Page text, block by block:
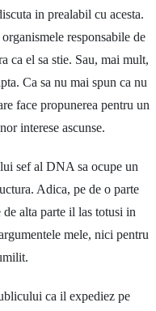
in prealabil cu acesta.
responsabile de
ca el sa stie. Sau, mai mult,
Ca sa nu mai spun ca nu
face propunerea pentru un
interese ascunse.
sef al DNA sa ocupe un
Adica, pe de o parte
de alta parte il las totusi in
mele, nici pentru
ca il expediez pe